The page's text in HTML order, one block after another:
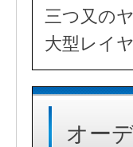
三つ又の
大型レイ
オー